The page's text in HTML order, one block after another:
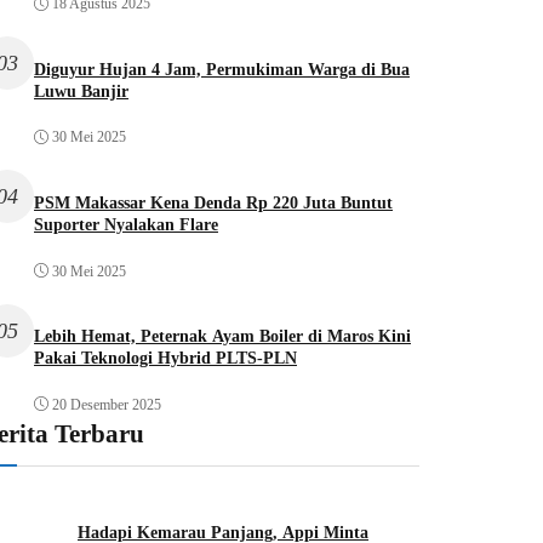
18 Agustus 2025
Diguyur Hujan 4 Jam, Permukiman Warga di Bua
Luwu Banjir
30 Mei 2025
PSM Makassar Kena Denda Rp 220 Juta Buntut
Suporter Nyalakan Flare
30 Mei 2025
Lebih Hemat, Peternak Ayam Boiler di Maros Kini
Pakai Teknologi Hybrid PLTS-PLN
20 Desember 2025
Terbaru
Hadapi Kemarau Panjang, Appi Minta